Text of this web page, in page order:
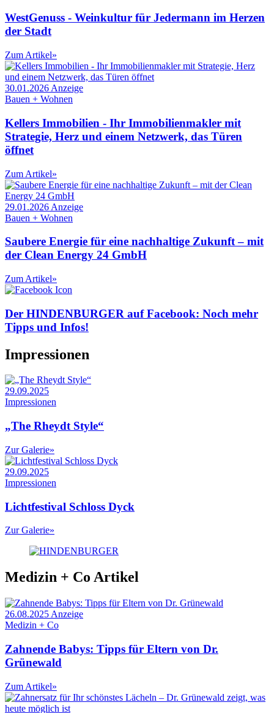
WestGenuss - Weinkultur für Jedermann im Herzen
der Stadt
Zum Artikel»
30.01.2026 Anzeige
Bauen + Wohnen
Kellers Immobilien - Ihr Immobilienmakler mit
Strategie, Herz und einem Netzwerk, das Türen
öffnet
Zum Artikel»
29.01.2026 Anzeige
Bauen + Wohnen
Saubere Energie für eine nachhaltige Zukunft – mit
der Clean Energy 24 GmbH
Zum Artikel»
Der HINDENBURGER auf Facebook: Noch mehr
Tipps und Infos!
Impressionen
29.09.2025
Impressionen
„The Rheydt Style“
Zur Galerie»
29.09.2025
Impressionen
Lichtfestival Schloss Dyck
Zur Galerie»
Medizin + Co Artikel
26.08.2025 Anzeige
Medizin + Co
Zahnende Babys: Tipps für Eltern von Dr.
Grünewald
Zum Artikel»